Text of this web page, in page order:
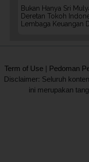
Bukan Hanya Sri
Deretan Tokoh
Lembaga Keuangan
Term of Use | Pedoman
Disclaimer: Seluruh
ini merupakan